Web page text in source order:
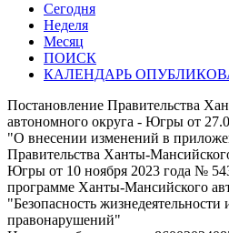
Сегодня
Неделя
Месяц
ПОИСК
КАЛЕНДАРЬ
Постановление Правительства
автономного округа - Югры от
"О внесении изменений в
Правительства Ханты-
Югры от 10 ноября 2023 года №
программе Ханты-Мансийского
"Безопасность жизнедеятельности
правонарушений"